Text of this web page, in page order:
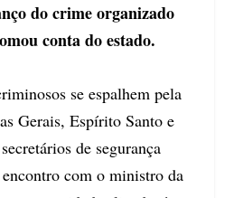
do crime organizado
conta do estado.
se espalhem pela
Gerais, Espírito Santo e
de segurança
encontro com o ministro da